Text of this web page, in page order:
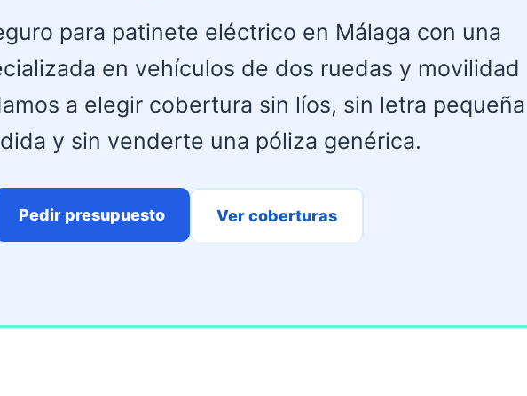
para patinete eléctrico en Málaga con una
en vehículos de dos ruedas y movilidad
a elegir cobertura sin líos, sin letra pequeña
y sin venderte una póliza genérica.
Pedir presupuesto Ver coberturas